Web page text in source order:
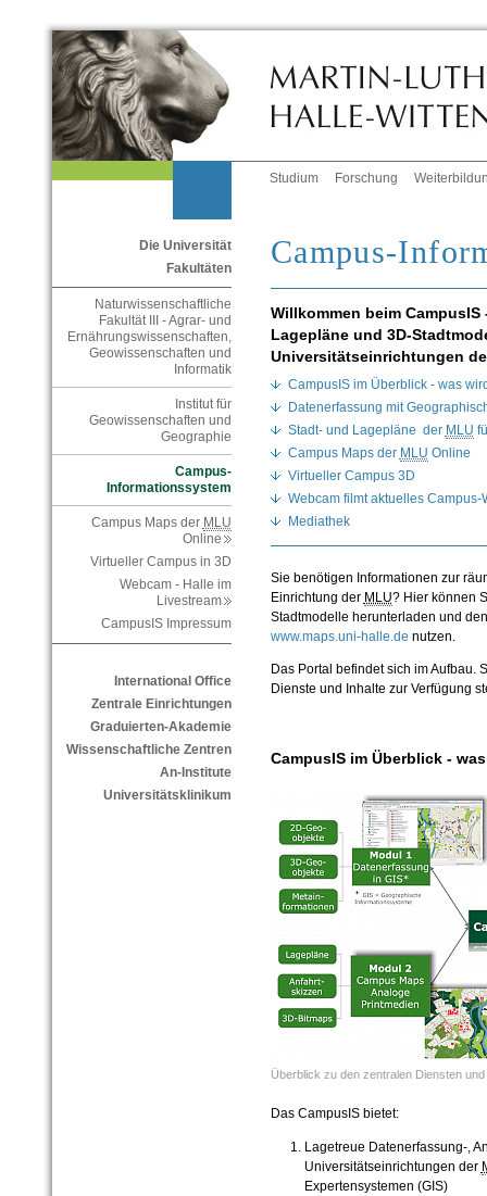
Studium Forschung
Die Universität
Fakultäten
Naturwissenschaftliche
Fakultät III - Agrar- und
Ernährungswissenschaften,
Geowissenschaften und
Informatik
Institut für
Geowissenschaften und
Geographie
Campus-
Informationssystem
Campus Maps der MLU
Online
Virtueller Campus in 3D
Webcam - Halle im
Livestream
CampusIS Impressum
International Office
Zentrale Einrichtungen
Graduierten-Akademie
Wissenschaftliche Zentren
An-Institute
Universitätsklinikum
Campus-
Willkommen beim
Lagepläne und 3D-
Universitätseinrichtungen
CampusIS im Überblick - was
Datenerfassung mit
Stadt- und Lagepläne der MLU
Campus Maps der MLU Online
Virtueller Campus 3D
Webcam filmt aktuelles Campus-
Mediathek
Sie benötigen Informationen zur
Einrichtung der MLU? Hier können
Stadtmodelle herunterladen und
www.maps.uni-halle.de nutzen.
Das Portal befindet sich im Aufbau.
Dienste und Inhalte zur Verfügung
CampusIS im Überblick -
Überblick zu den zentralen Diensten
Das CampusIS bietet:
Lagetreue Datenerfassung-,
Universitätseinrichtungen der
Expertensystemen (GIS)